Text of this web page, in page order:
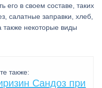
его в своем составе, таких
салатные заправки, хлеб,
также некоторые виды
также:
Сандоз при